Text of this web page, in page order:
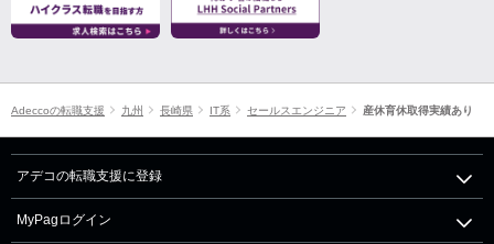
Adeccoの転職支援 九州 長崎県 IT系 セールスエンジニア 産休育休取得実績あり
アデコの転職支援に登録
MyPagログイン